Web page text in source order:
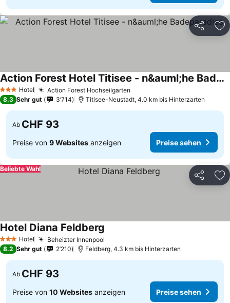
Teilen
3 SterneHotel Action Forest Hochseilgarten
Action Forest Hotel Titisee - n&auml;he Badeparadies
8.3 Sehr gut 3’714 Titisee-Neustadt, 4.0 km bis Hinterzarten
Ab CHF 93
Preise von 9 Websites anzeigen Preise sehen
Teilen
Beliebte Wahl
3 SterneHotel Beheizter Innenpool
Hotel Diana Feldberg
8.2 Sehr gut 2’210 Feldberg, 4.3 km bis Hinterzarten
Ab CHF 93
Preise von 10 Websites anzeigen Preise sehen